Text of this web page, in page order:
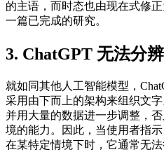
的主语，而时态也由现在式修
一篇已完成的研究。
3. ChatGPT 无法分
就如同其他人工智能模型，
采用由下而上的架构来组织文
并用大量的数据进一步调整，
境的能力。因此，当使用者指
在某特定情境下时，它通常无